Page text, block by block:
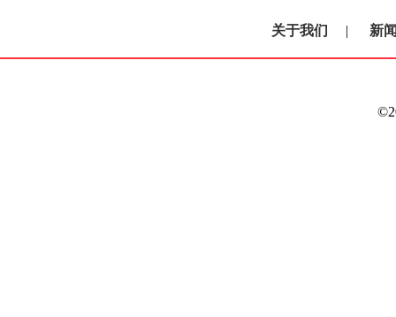
关于我们 | 新